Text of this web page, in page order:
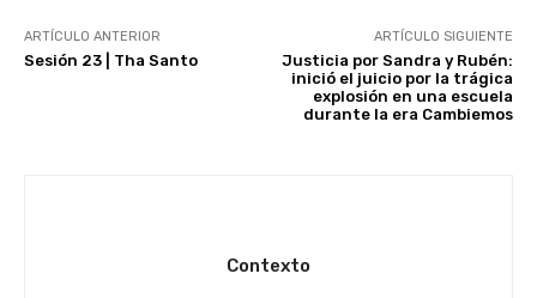
ARTÍCULO ANTERIOR
Sesión 23 | Tha Santo
ARTÍCULO SIGUIENTE
Justicia por Sandra y Rubén:
inició el juicio por la trágica
explosión en una escuela
durante la era Cambiemos
Contexto